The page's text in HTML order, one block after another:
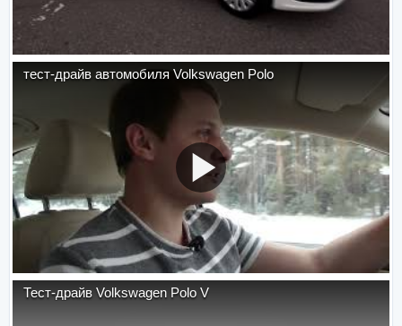
тест-драйв автомобиля Volkswagen Polo
Тест-драйв Volkswagen Polo V